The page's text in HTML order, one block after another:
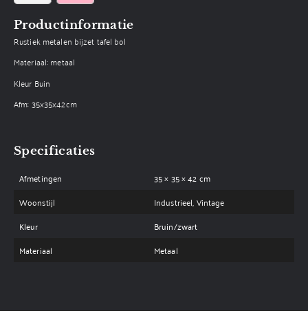
Productinformatie
Rustiek metalen bijzet tafel bol
Materiaal: metaal
Kleur Buin
Afm: 35x35x42cm
Specificaties
Afmetingen
35 × 35 × 42 cm
Woonstijl
Industrieel, Vintage
Kleur
Bruin/zwart
Materiaal
Metaal